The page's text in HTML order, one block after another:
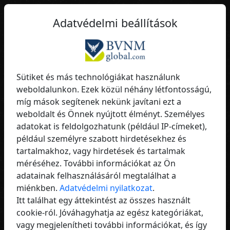
nemzetközi.
qume– Maximális
Láthatósága te víziódért
A videó betöltésével elfogadod a
Vimeo adatvédelmi irányelveit.
Többet megtudni
Video laden
Adatvédelmi beállítások
Sütiket és más technológiákat használunk
weboldalunkon. Ezek közül néhány létfontosságú,
míg mások segítenek nekünk javítani ezt a
weboldalt és Önnek nyújtott élményt. Személyes
adatokat is feldolgozhatunk (például IP-címeket),
például személyre szabott hirdetésekhez és
tartalmakhoz, vagy hirdetések és tartalmak
méréséhez. További információkat az Ön
adatainak felhasználásáról megtalálhat a
miénkben. Adatvédelmi nyilatkozat.
Itt találhat egy áttekintést az összes használt
cookie-ról. Jóváhagyhatja az egész kategóriákat,
vagy megjelenítheti további információkat, és így